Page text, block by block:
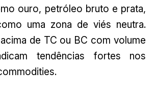
ouro, petróleo bruto e prata,
uma zona de viés neutra.
de TC ou BC com volume
tendências fortes nos